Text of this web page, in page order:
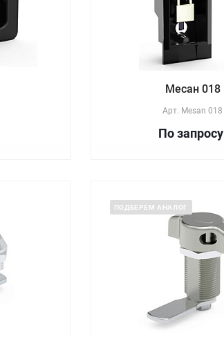
Месан 018
Арт. Mesan 018
По запросу
ПОДБЕРЕМ АНАЛОГ